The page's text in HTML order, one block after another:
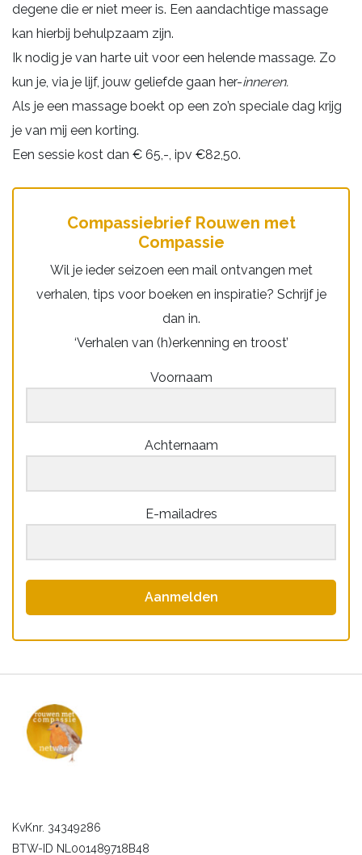
degene die er niet meer is. Een aandachtige massage
kan hierbij behulpzaam zijn.
Ik nodig je van harte uit voor een helende massage. Zo
kun je, via je lijf, jouw geliefde gaan her-inneren.
Als je een massage boekt op een zo’n speciale dag krijg
je van mij een korting.
Een sessie kost dan € 65,-, ipv €82,50.
Compassiebrief Rouwen met
Compassie
Wil je ieder seizoen een mail ontvangen met
verhalen, tips voor boeken en inspiratie? Schrijf je
dan in.
‘Verhalen van (h)erkenning en troost’
Voornaam
Achternaam
E-mailadres
Aanmelden
KvKnr. 34349286
BTW-ID NL001489718B48